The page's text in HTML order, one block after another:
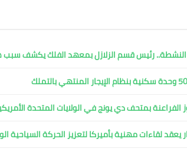
النشطة.. رئيس قسم الزلازل بمعهد الفلك يكشف
بمتحف دي يونج في الولايات المتحدة
يعقد لقاءات مهنية بأميركا لتعزيز الحركة السياحية